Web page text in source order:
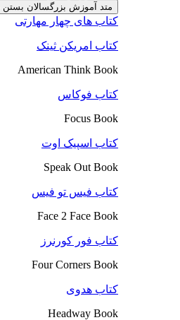
متد آموزش بزرگسالان بستن
کتاب های چهار مهارتی
کتاب امریکن ثینک
American Think Book
کتاب فوکاس
Focus Book
کتاب اسپیک اوت
Speak Out Book
کتاب فیس تو فیس
Face 2 Face Book
کتاب فور کورنرز
Four Corners Book
کتاب هدوی
Headway Book